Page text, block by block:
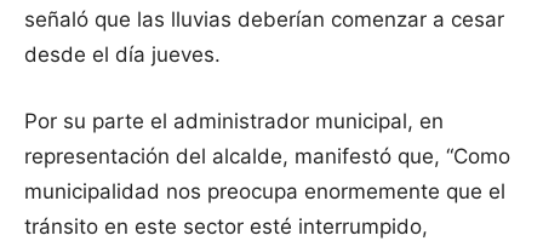
señaló que las lluvias deberían comenzar a cesar
desde el día jueves.
Por su parte el administrador municipal, en
representación del alcalde, manifestó que, “Como
municipalidad nos preocupa enormemente que el
tránsito en este sector esté interrumpido,